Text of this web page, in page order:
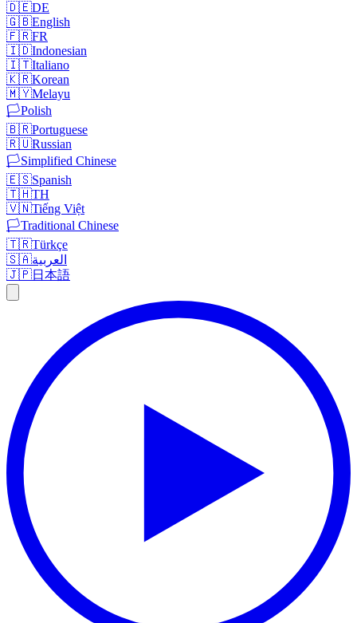
🇩🇪DE
🇬🇧English
🇫🇷FR
🇮🇩Indonesian
🇮🇹Italiano
🇰🇷Korean
🇲🇾Melayu
🏳️Polish
🇧🇷Portuguese
🇷🇺Russian
🏳️Simplified Chinese
🇪🇸Spanish
🇹🇭TH
🇻🇳Tiếng Việt
🏳️Traditional Chinese
🇹🇷Türkçe
🇸🇦العربية
🇯🇵日本語